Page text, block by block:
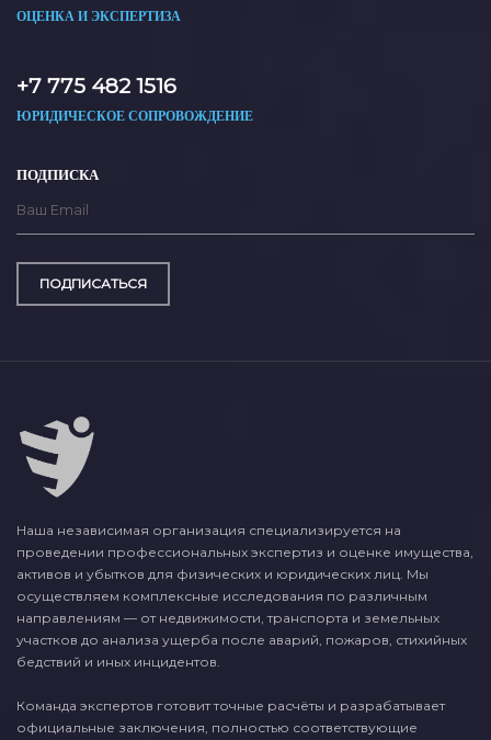
ОЦЕНКА И ЭКСПЕРТИЗА
+7 775 482 1516
ЮРИДИЧЕСКОЕ СОПРОВОЖДЕНИЕ
ПОДПИСКА
ПОДПИСАТЬСЯ
Наша независимая организация специализируется на
проведении профессиональных экспертиз и оценке имущества,
активов и убытков для физических и юридических лиц. Мы
осуществляем комплексные исследования по различным
направлениям — от недвижимости, транспорта и земельных
участков до анализа ущерба после аварий, пожаров, стихийных
бедствий и иных инцидентов.
Команда экспертов готовит точные расчёты и разрабатывает
официальные заключения, полностью соответствующие